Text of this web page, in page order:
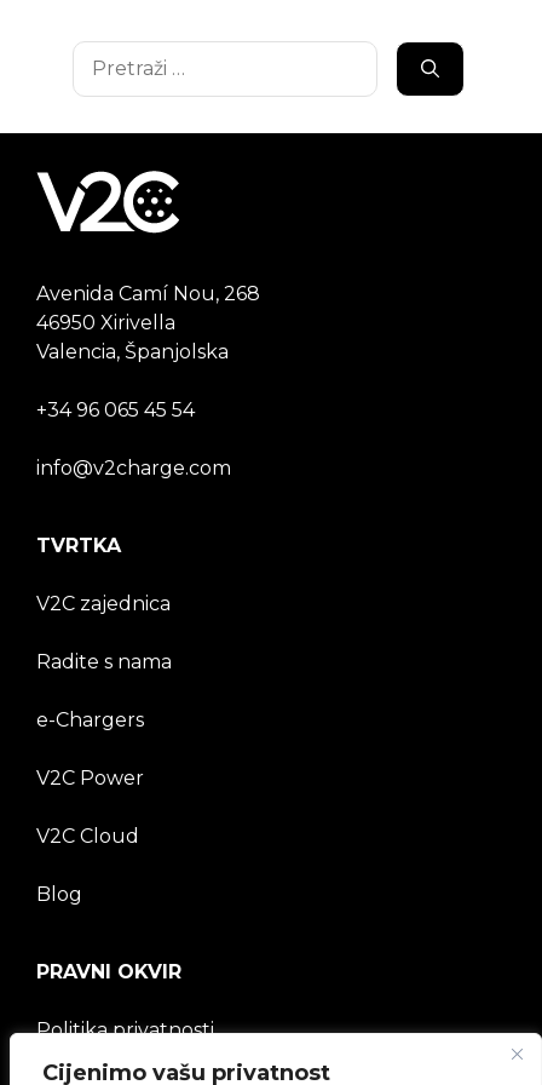
Cijenimo vašu privatnost
Pretraži:
Avenida Camí Nou, 268
46950 Xirivella
Valencia, Španjolska
+34 96 065 45 54
info@v2charge.com
TVRTKA
V2C zajednica
Radite s nama
e-Chargers
V2C Power
V2C Cloud
Blog
PRAVNI OKVIR
Politika privatnosti